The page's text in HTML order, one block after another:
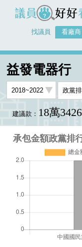
議員好好看
找議員 看廠商
益發電器行
建議款： 18萬3426
承包金額政黨排